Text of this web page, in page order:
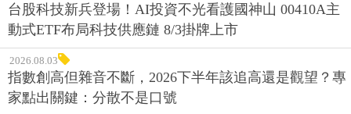
台股科技新兵登場！AI投資不光看護國神山 00410A主
動式ETF布局科技供應鏈 8/3掛牌上市
2026.08.03
指數創高但雜音不斷，2026下半年該追高還是觀望？專
家點出關鍵：分散不是口號